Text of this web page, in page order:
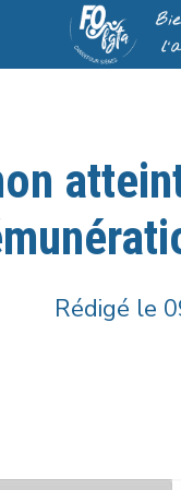
Rédigé le